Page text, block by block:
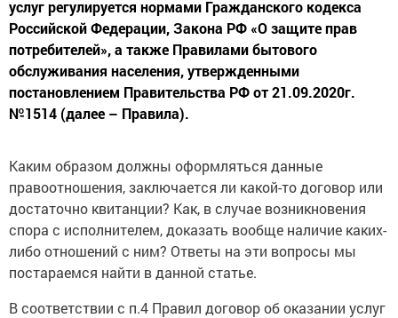
услуг регулируется нормами Гражданского кодекса
Российской Федерации, Закона РФ «О защите прав
потребителей», а также Правилами бытового
обслуживания населения, утвержденными
постановлением Правительства РФ от 21.09.2020г.
№1514 (далее – Правила).
Каким образом должны оформляться данные
правоотношения, заключается ли какой-то договор или
достаточно квитанции? Как, в случае возникновения
спора с исполнителем, доказать вообще наличие каких-
либо отношений с ним? Ответы на эти вопросы мы
постараемся найти в данной статье.
В соответствии с п.4 Правил договор об оказании услуг